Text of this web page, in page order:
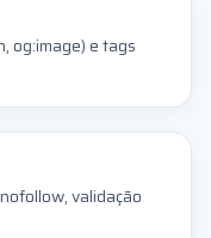
og:image) e tags
validação